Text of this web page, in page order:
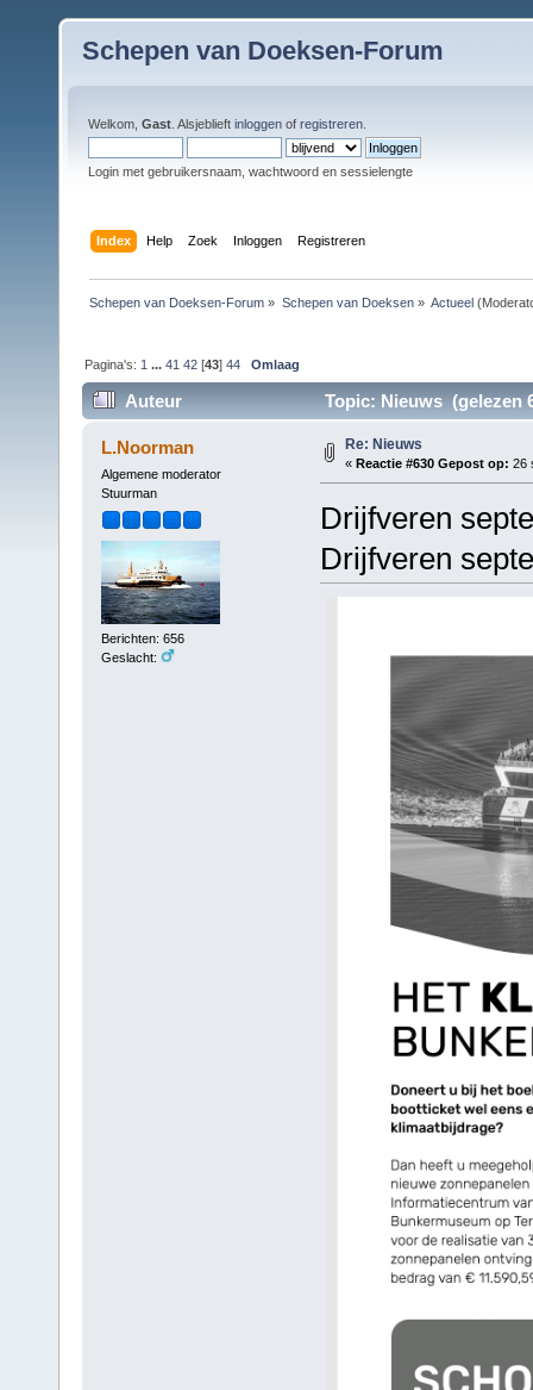
Schepen van Doeksen-Forum
Welkom, Gast . Alsjeblieft inloggen of registreren
Login met gebruikersnaam, wachtwoord en sessielengte
Index Help Zoek Inloggen Registreren
Schepen van Doeksen-Forum » Schepen van Doeksen» Actueel
Pagina's: 1 ...41 42 [43]44 Omlaag
Auteur Topic: Nieuws (gelezen
L.Noorman
Algemene moderator
Stuurman
Berichten: 656
Geslacht:
Re: Nieuws
« Reactie #630 Gepost op: 26
Drijfveren
Drijfveren